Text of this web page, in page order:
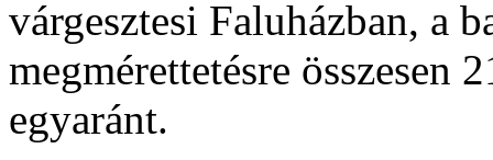
várgesztesi Faluházban, a
megmérettetésre összesen
egyaránt.